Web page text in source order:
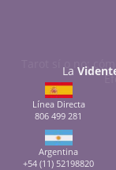
Tarot sí o no:
La
Línea Directa
806 499 281
Argentina
+54 (11) 52198820